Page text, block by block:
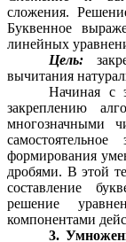
сложения.
Буквенное
линейных
Цель:
вычитания
Начиная с
закреплению
многозначными
формирования
дробями. В этой
составление
решение
компонентами
3.